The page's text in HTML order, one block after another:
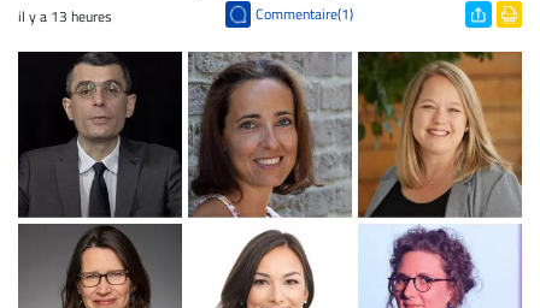
il y a 13 heures Commentaire(1)